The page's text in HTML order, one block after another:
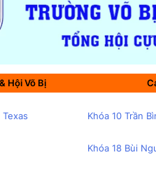
GIAN VÔ TẬN
Ago
ĐỜI THÊM TUỔI (Không Rõ
Ago
Phân Ưu CSVSQ Võ Thiện
Hội Võ Bị
Khóa 10 Trần
Khóa 18 Bùi